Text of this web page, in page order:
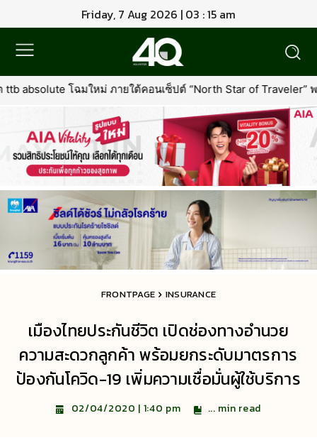
Friday, 7 Aug 2026 | 03 : 15 am
ายใต้คอนเซ็ปต์ “North Star of Traveler” พร้อมเพิ่มเอกสิทธิ์ใหม่ที่
FRONTPAGE INSURANCE
เมืองไทยประกันชีวิต เปิดช่องทางอำนวย
ความสะดวกลูกค้า พร้อมยกระดับมาตรการ
ป้องกันโควิด-19 เพิ่มความเชื่อมั่นผู้ใช้บริการ
02/04/2020 | 1:40 pm ... min read